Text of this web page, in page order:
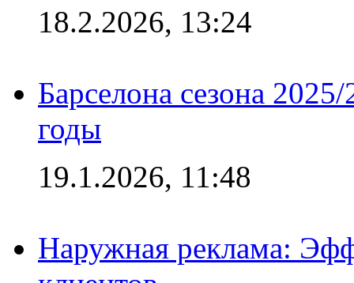
18.2.2026, 13:24
Барселона сезона
годы
19.1.2026, 11:48
Наружная реклама: